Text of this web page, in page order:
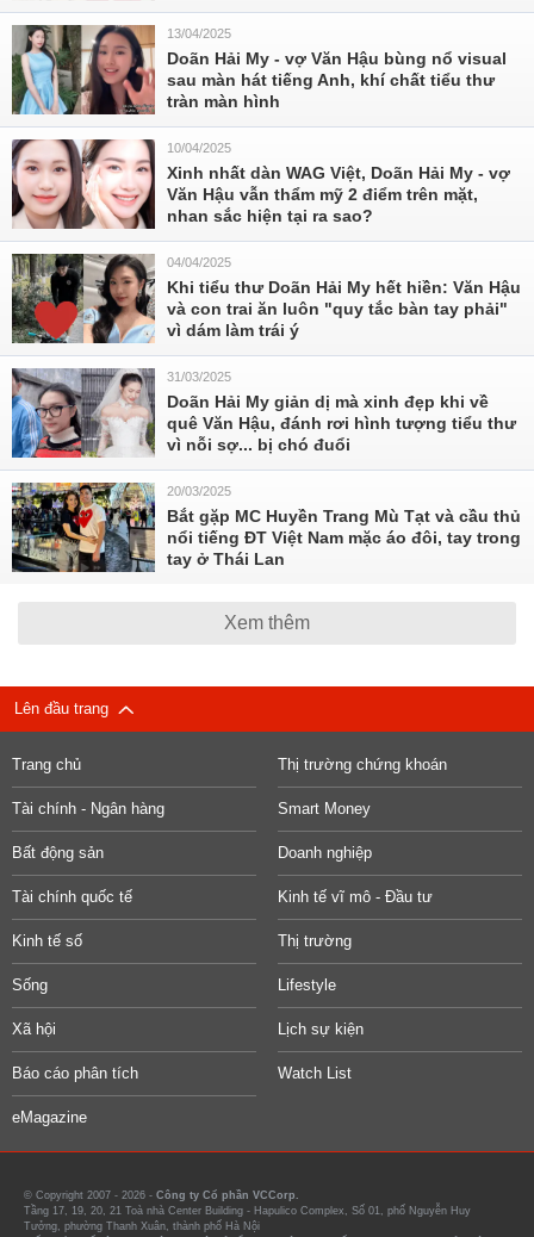
13/04/2025
Doãn Hải My - vợ Văn Hậu bùng nổ visual
sau màn hát tiếng Anh, khí chất tiểu thư
tràn màn hình
10/04/2025
Xinh nhất dàn WAG Việt, Doãn Hải My - vợ
Văn Hậu vẫn thẩm mỹ 2 điểm trên mặt,
nhan sắc hiện tại ra sao?
04/04/2025
Khi tiểu thư Doãn Hải My hết hiền: Văn Hậu
và con trai ăn luôn "quy tắc bàn tay phải"
vì dám làm trái ý
31/03/2025
Doãn Hải My giản dị mà xinh đẹp khi về
quê Văn Hậu, đánh rơi hình tượng tiểu thư
vì nỗi sợ... bị chó đuổi
20/03/2025
Bắt gặp MC Huyền Trang Mù Tạt và cầu thủ
nổi tiếng ĐT Việt Nam mặc áo đôi, tay trong
tay ở Thái Lan
Xem thêm
Lên đầu trang
Trang chủ Thị trường chứng khoán
Tài chính - Ngân hàng Smart Money
Bất động sản Doanh nghiệp
Tài chính quốc tế Kinh tế vĩ mô - Đầu tư
Kinh tế số Thị trường
Sống Lifestyle
Xã hội Lịch sự kiện
Báo cáo phân tích Watch List
eMagazine
© Copyright 2007 - 2026 - Công ty Cổ phần VCCorp.
Tầng 17, 19, 20, 21 Toà nhà Center Building - Hapulico Complex, Số 01, phố Nguyễn Huy
Tưởng, phường Thanh Xuân, thành phố Hà Nội